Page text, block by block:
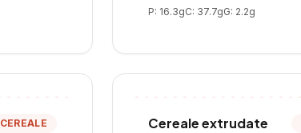
P: 16.3gC: 37.7gG: 2.2g
CEREALE
Cereale extrudate